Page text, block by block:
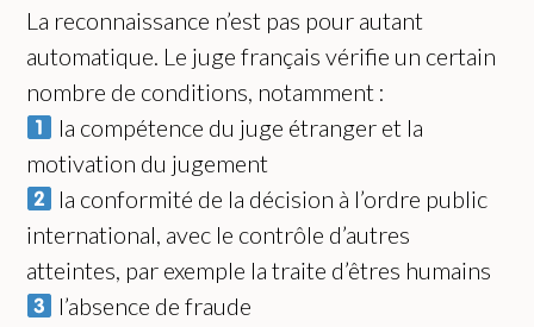
La reconnaissance n’est pas pour autant
automatique. Le juge français vérifie un certain
nombre de conditions, notamment :
la compétence du juge étranger et la
motivation du jugement
la conformité de la décision à l’ordre public
international, avec le contrôle d’autres
atteintes, par exemple la traite d’êtres humains
l’absence de fraude